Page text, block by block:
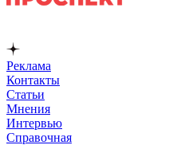
Реклама
Контакты
Статьи
Мнения
Интервью
Справочная